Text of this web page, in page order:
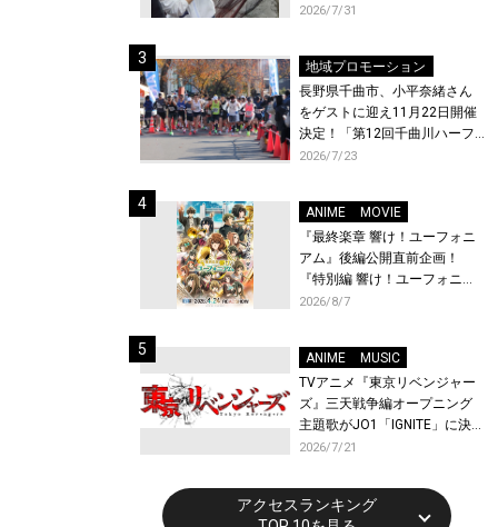
唯一の村・長生村で地引網を
2026/7/31
地域プロモーション
長野県千曲市、小平奈緒さん
をゲストに迎え11月22日開催
決定！「第12回千曲川ハーフ
マラソン」エントリー受付開
2026/7/23
ANIME
MOVIE
『最終楽章 響け！ユーフォニ
アム』後編公開直前企画！
『特別編 響け！ユーフォニア
ム〜アンサンブルコンテス
映が決定！
2026/8/7
ANIME
MUSIC
TVアニメ『東京リベンジャー
ズ』三天戦争編オープニング
主題歌がJO1「IGNITE」に決
定！メンバー全員から喜びと
トが到着！9月に東京・大阪で
先行上映会を開催！
2026/7/21
アクセスランキング